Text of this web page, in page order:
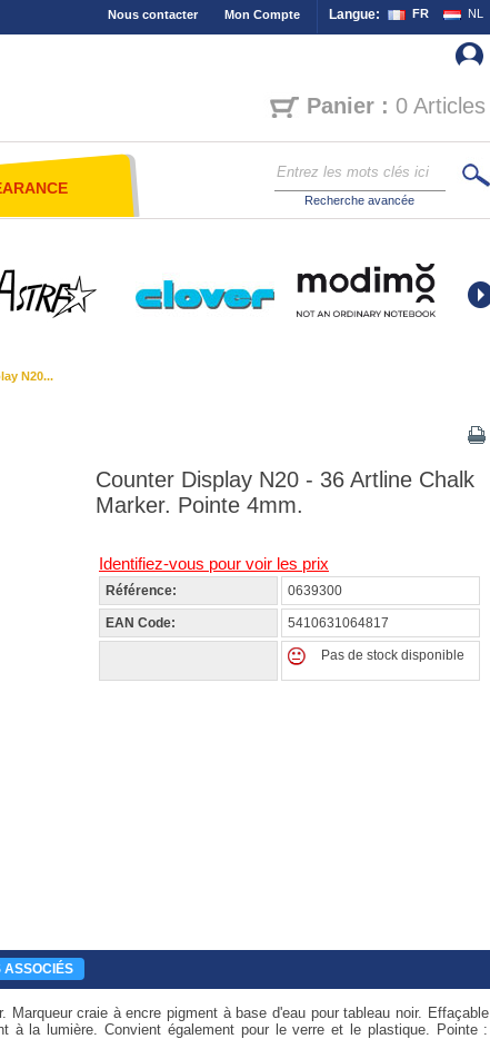
Langue: FR NL
Nous contacter Mon Compte
Panier : 0 Articles
Recherche avancée
N20...
Counter Display N20 - 36 Artline Chalk
Marker. Pointe 4mm.
Identifiez-vous pour voir les prix
Référence: 0639300
EAN Code: 5410631064817
Pas de stock disponible
ASSOCIÉS
Marqueur craie à encre pigment à base d'eau pour tableau noir. Effaçable
à la lumière. Convient également pour le verre et le plastique. Pointe :